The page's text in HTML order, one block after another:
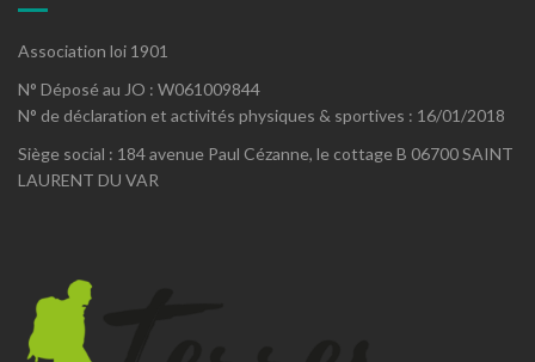
Association loi 1901
N° Déposé au JO : W061009844
N° de déclaration et activités physiques & sportives : 16/01/2018
Siège social : 184 avenue Paul Cézanne, le cottage B 06700 SAINT
LAURENT DU VAR